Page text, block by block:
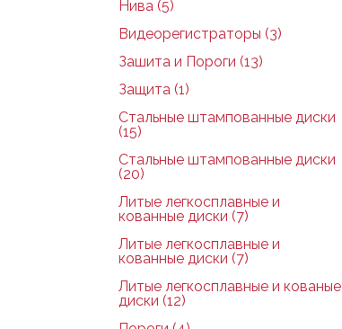
Нива (5)
Видеорегистраторы (3)
Зашита и Пороги (13)
Защита (1)
Стальные штампованные диски
(15)
Стальные штампованные диски
(20)
Литые легкосплавные и
кованные диски (7)
Литые легкосплавные и
кованные диски (7)
Литые легкосплавные и кованые
диски (12)